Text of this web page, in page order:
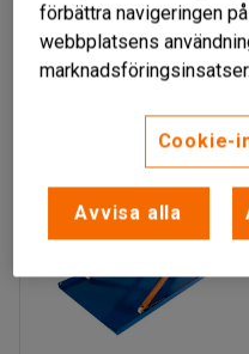
Filtrera
förbättra navigeringen
webbplatsens
marknadsföringsinsatser.
Cookie-
Avvisa alla